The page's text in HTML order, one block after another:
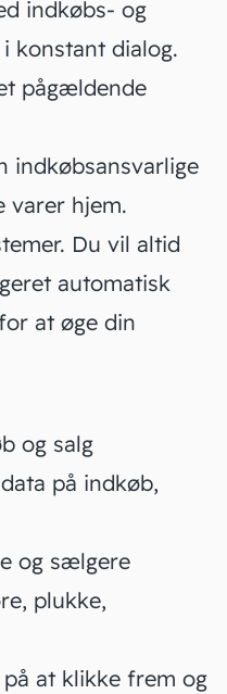
indkøbs- og
konstant dialog.
pågældende
indkøbsansvarlige
varer hjem.
Du vil altid
automatisk
at øge din
og salg
på indkøb,
og sælgere
plukke,
at klikke frem og